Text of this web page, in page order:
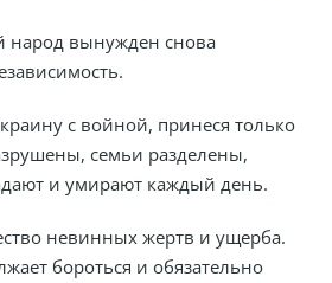
народ вынужден снова
с войной, принеся только
семьи разделены,
и умирают каждый день.
невинных жертв и ущерба.
бороться и обязательно